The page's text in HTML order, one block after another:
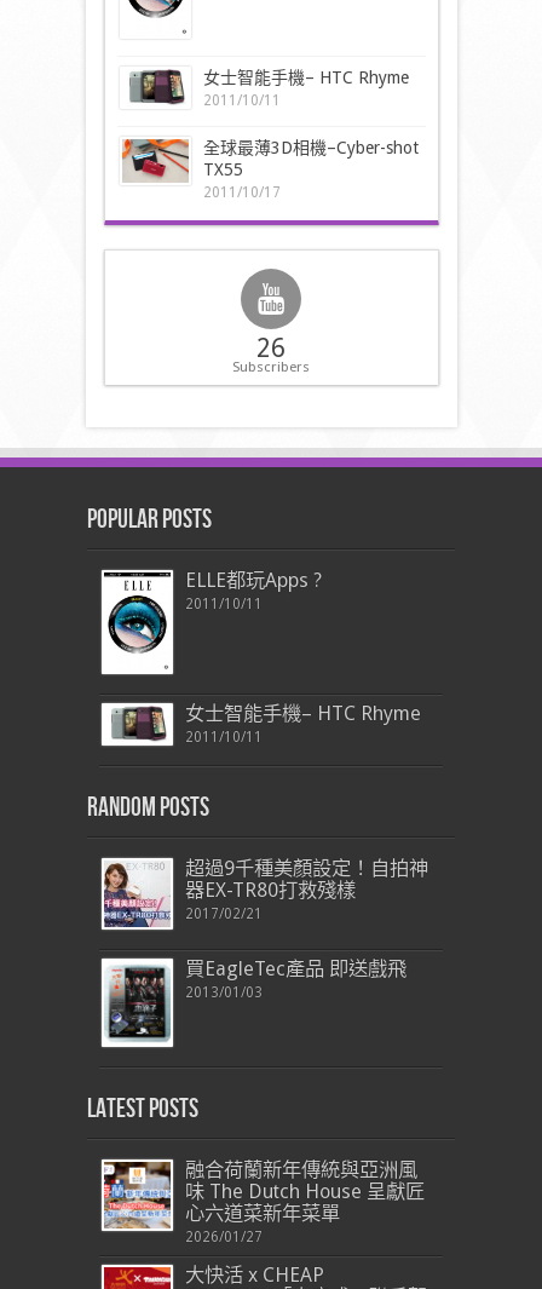
女士智能手機– HTC Rhyme
2011/10/11
全球最薄3D相機–Cyber-shot
TX55
2011/10/17
26
Subscribers
Popular Posts
ELLE都玩Apps ?
2011/10/11
女士智能手機– HTC Rhyme
2011/10/11
Random Posts
超過9千種美顏設定！自拍神
器EX-TR80打救殘樣
2017/02/21
買EagleTec產品 即送戲飛
2013/01/03
Latest Posts
融合荷蘭新年傳統與亞洲風
味 The Dutch House 呈獻匠
心六道菜新年菜單
2026/01/27
大快活 x CHEAP